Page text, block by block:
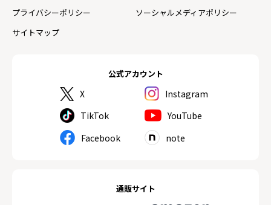
公式アカウント
X
Instagram
TikTok
YouTube
Facebook
note
通販サイト
プライバシーポリシー
ソーシャルメディアポリシー
サイトマップ